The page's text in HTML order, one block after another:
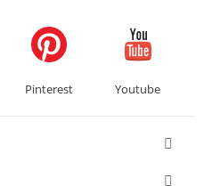
Pinterest Youtube